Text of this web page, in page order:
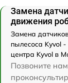
Замена
движения
Замена
пылесоса Kyvol
центра Kyvol в
Позвоните